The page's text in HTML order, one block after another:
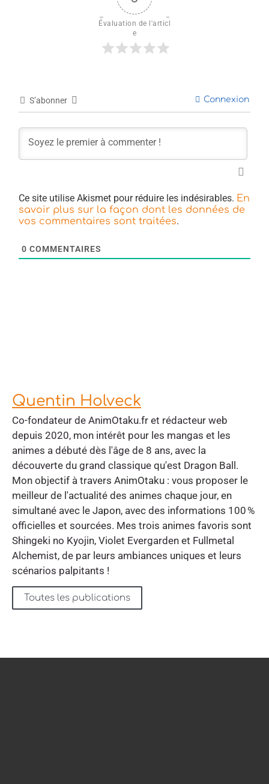
Évaluation de l'articl
e
S’abonner Connexion
Ce site utilise Akismet pour réduire les indésirables. En
savoir plus sur la façon dont les données de
vos commentaires sont traitées.
0 COMMENTAIRES
Quentin Holveck
Co-fondateur de AnimOtaku.fr et rédacteur web
depuis 2020, mon intérêt pour les mangas et les
animes a débuté dès l'âge de 8 ans, avec la
découverte du grand classique qu'est Dragon Ball.
Mon objectif à travers AnimOtaku : vous proposer le
meilleur de l'actualité des animes chaque jour, en
simultané avec le Japon, avec des informations 100 %
officielles et sourcées. Mes trois animes favoris sont
Shingeki no Kyojin, Violet Evergarden et Fullmetal
Alchemist, de par leurs ambiances uniques et leurs
scénarios palpitants !
Toutes les publications